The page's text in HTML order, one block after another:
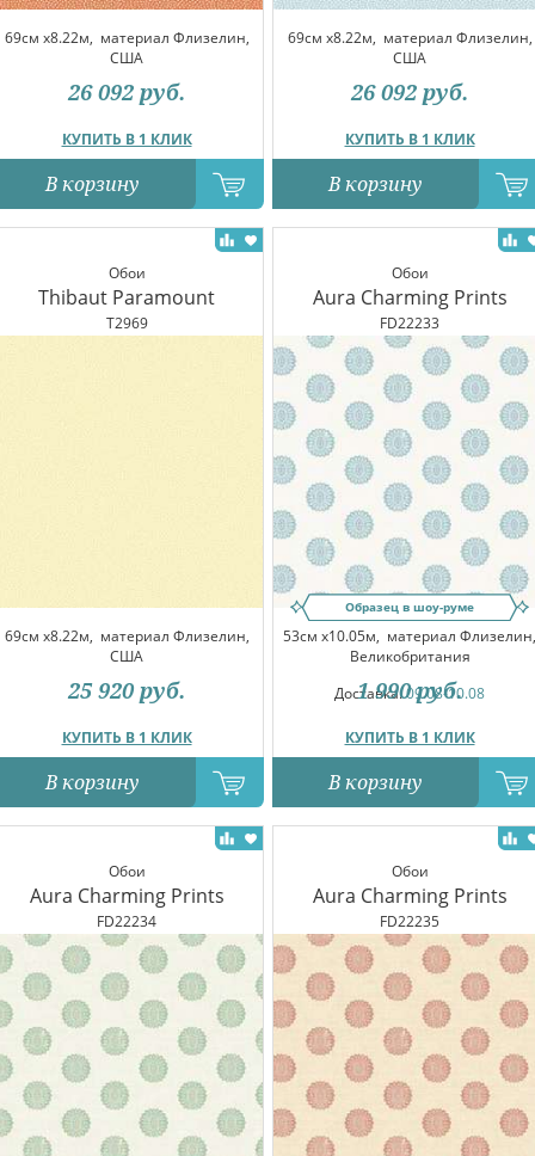
69см x8.22м, материал Флизелин,
США
КУПИТЬ В 1 КЛИК
26 092 руб.
В корзину
69см x8.22м, материал Флизелин,
США
КУПИТЬ В 1 КЛИК
26 092 руб.
В корзину
Обои
Thibaut Paramount
T2969
69см x8.22м, материал Флизелин,
США
КУПИТЬ В 1 КЛИК
25 920 руб.
В корзину
Обои
Aura Charming Prints
FD22233
Образец в шоу-руме
53см x10.05м, материал Флизелин,
Великобритания
Доставка:09.08-10.08
КУПИТЬ В 1 КЛИК
1 990 руб.
В корзину
Обои
Aura Charming Prints
FD22234
Обои
Aura Charming Prints
FD22235